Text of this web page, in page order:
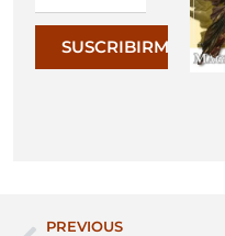
SUSCRIBIRME
PREVIOUS